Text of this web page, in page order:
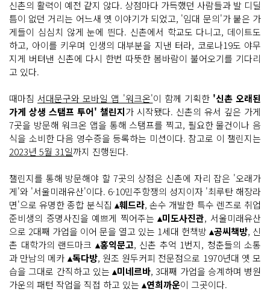
신촌의 활력이 예전 같지 않다. 상점마다 가득했던 사람들과 발 디딜
틈이 없던 거리는 어느새 옛 이야기가 되었고, '임대 문의'가 붙은 가
게들이 심심치 않게 눈에 띈다. 신촌에서 학교도 다니고, 데이트도
하고, 아이를 키우며 인생의 대부분을 지낸 터라, 코로나19도 야무
지게 버텨낸 신촌에 다시 한번 따뜻한 봄바람이 불어오기를 기다리
고 있다.
때마침서대문구와 모바일 앱 '워크온'이 함께 기획한 '신촌 오래된
가게 상생 스탬프 투어' 챌린지가 시작됐다. 신촌의 유서 깊은 가게
7곳을 방문해 워크온 앱을 통해 스탬프를 찍고, 필요한 물건이나 음
식을 소비한 다음 영수증을 등록하는 미션이다. 참고로 이 챌린지는
2023년 5월 31일까지 진행된다.
챌린지를 통해 방문해야 할 7곳의 상점은 신촌에 자리 잡은 '오래가
게'와 '서울미래유산'이다. 6·10민주항쟁의 성지이자 '최루탄 해장라
면'으로 유명한 종합 분식집 ▴훼드라, 손수 개발한 특수 렌즈로 취업
준비생의 증명사진을 예쁘게 찍어주는▴미도사진관, 서울미래유산
으로 2대째 가업을 이어 문을 열고 있는 1세대 헌책방 ▴공씨책방, 신
촌 대학가의 랜드마크 ▴홍익문고, 신촌 추억 1번지, 청춘들의 소통
과 만남의 메카 ▴독다방, 원조 원두커피 전문점으로 1970년대 옛 모
습을 그대로 간직하고 있는 ▴미네르바, 3대째 가업을 승계하며 병원
가운의 패턴 작업을 직접 하고 있는 ▴연희까운이 그곳이다.